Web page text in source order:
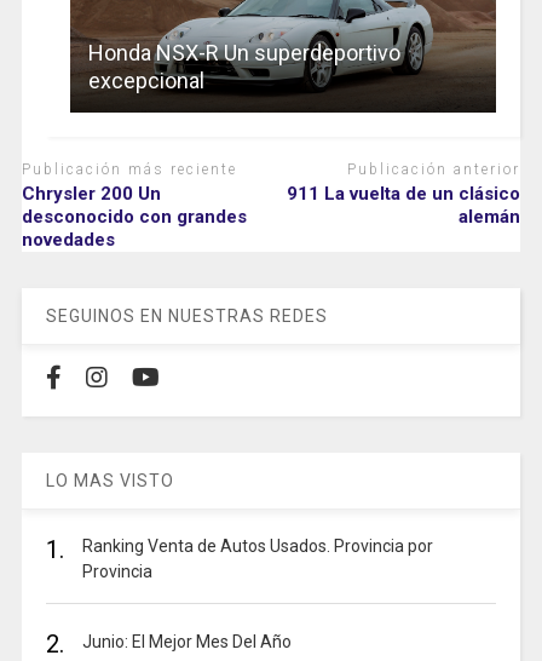
Honda NSX-R Un superdeportivo
excepcional
Publicación más reciente
Chrysler 200 Un
desconocido con grandes
novedades
Publicación anterior
911 La vuelta de un clásico
alemán
SEGUINOS EN NUESTRAS REDES
LO MAS VISTO
1.
Ranking Venta de Autos Usados. Provincia por
Provincia
2. Junio: El Mejor Mes Del Año